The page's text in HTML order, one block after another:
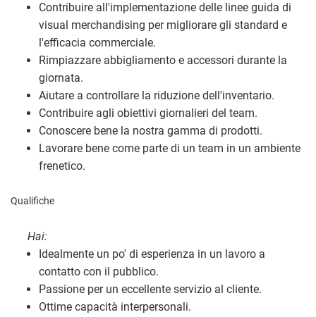
Contribuire all'implementazione delle linee guida di
visual merchandising per migliorare gli standard e
l'efficacia commerciale.
Rimpiazzare abbigliamento e accessori durante la
giornata.
Aiutare a controllare la riduzione dell'inventario.
Contribuire agli obiettivi giornalieri del team.
Conoscere bene la nostra gamma di prodotti.
Lavorare bene come parte di un team in un ambiente
frenetico.
Qualifiche
Hai:
Idealmente un po' di esperienza in un lavoro a
contatto con il pubblico.
Passione per un eccellente servizio al cliente.
Ottime capacità interpersonali.